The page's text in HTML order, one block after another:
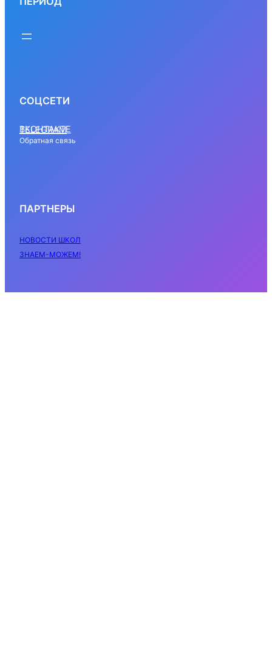
СОЦСЕТИ
ВКОНТАКТЕ
TELEGRAM
Обратная связь
ПАРТНЕРЫ
НОВОСТИ ШКОЛ
ЗНАЕМ-МОЖЕМ!